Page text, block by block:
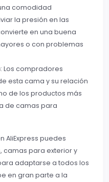
comodidad
la presión en las
en una buena
o con problemas
: Los compradores
esta cama y su relación
de los productos más
de camas para
AliExpress puedes
para exterior y
adaptarse a todos los
en gran parte a la